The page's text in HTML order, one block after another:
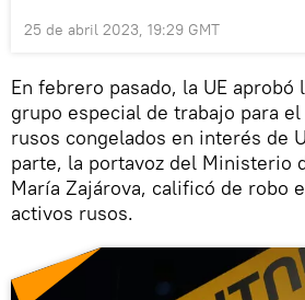
25 de abril 2023, 19:29 GMT
En febrero pasado, la UE aprobó
grupo especial de trabajo para
rusos congelados en interés de
parte, la portavoz del Ministerio
María Zajárova, calificó de robo
activos rusos.